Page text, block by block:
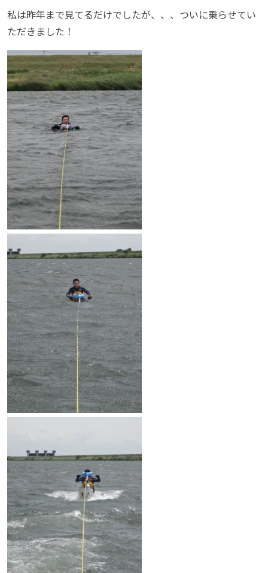
私は昨年まで見てるだけでしたが、、、ついに乗らせてい
ただきました！